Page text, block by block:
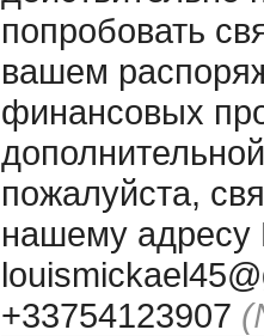
попробовать
вашем
финансовых
пожалуйста,
нашему адресу
+33754123907